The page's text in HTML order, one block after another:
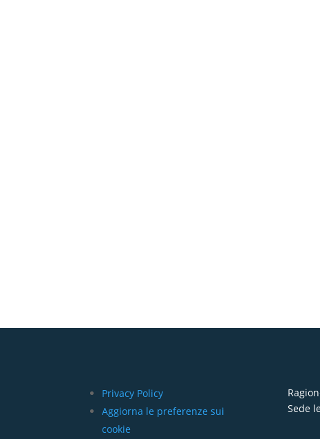
Privacy Policy
Aggiorna le preferenze sui
cookie
Sede